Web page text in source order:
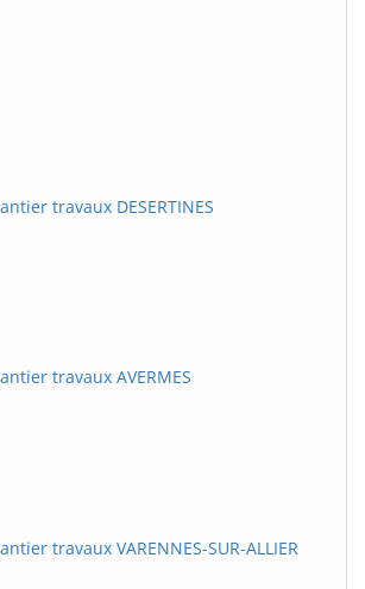
travaux DESERTINES
travaux AVERMES
travaux VARENNES-SUR-ALLIER